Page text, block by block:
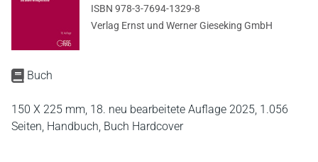
Buch
150 X 225 mm, 18. neu bearbeitete Auflage 2025, 1.056
Seiten, Handbuch, Buch Hardcover
ISBN 978-3-7694-1329-8
Verlag Ernst und Werner Gieseking GmbH